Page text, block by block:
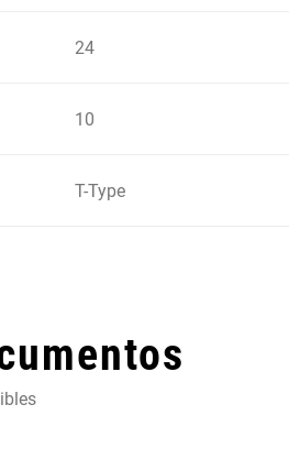
24
10
T-Type